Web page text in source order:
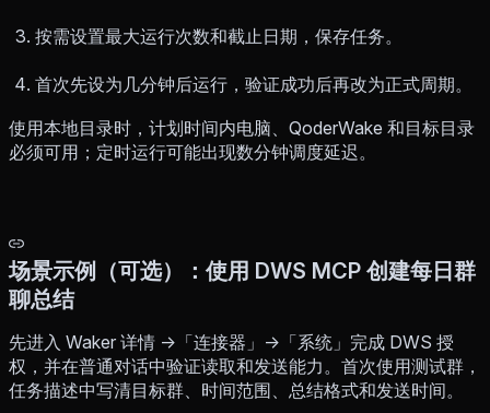
按需设置最大运行次数和截止日期，保存任务。
首次先设为几分钟后运行，验证成功后再改为正式周期。
使用本地目录时，计划时间内电脑、QoderWake 和目标目录
必须可用；定时运行可能出现数分钟调度延迟。
场景示例（可选）：使用 DWS MCP 创建每日群
聊总结
先进入 Waker 详情 →「连接器」→「系统」完成 DWS 授
权，并在普通对话中验证读取和发送能力。首次使用测试群，
任务描述中写清目标群、时间范围、总结格式和发送时间。